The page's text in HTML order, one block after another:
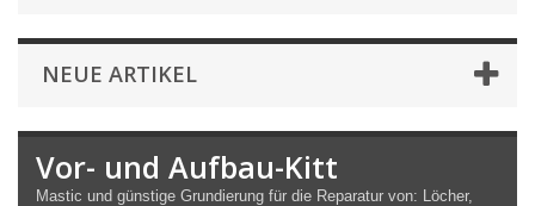
NEUE ARTIKEL
Vor- und Aufbau-Kitt
Mastic und günstige Grundierung für die Reparatur von: Löcher,